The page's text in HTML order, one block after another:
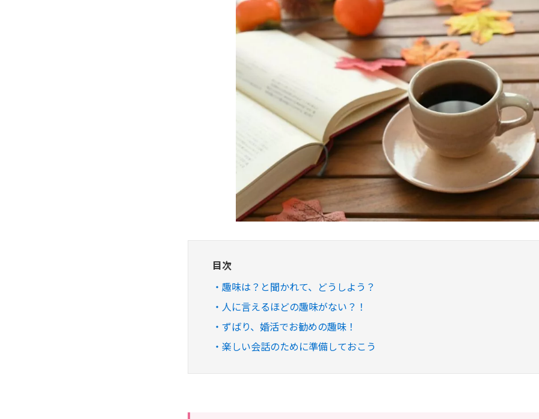
目次
趣味は？と聞かれて、どうしよう？
人に言えるほどの趣味がない？！
ずばり、婚活でお勧めの趣味！
楽しい会話のために準備しておこう